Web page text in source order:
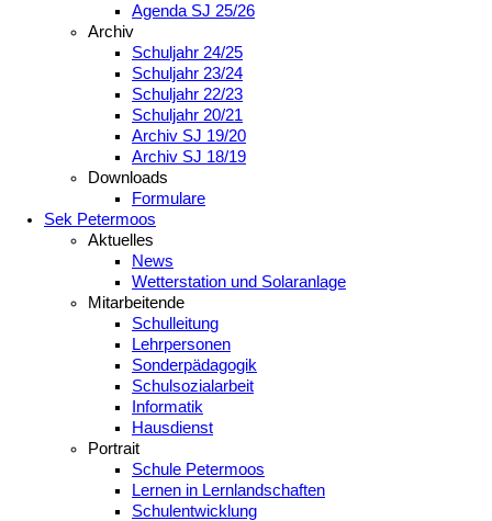
Agenda SJ 25/26
Archiv
Schuljahr 24/25
Schuljahr 23/24
Schuljahr 22/23
Schuljahr 20/21
Archiv SJ 19/20
Archiv SJ 18/19
Downloads
Formulare
Sek Petermoos
Aktuelles
News
Wetterstation und Solaranlage
Mitarbeitende
Schulleitung
Lehrpersonen
Sonderpädagogik
Schulsozialarbeit
Informatik
Hausdienst
Portrait
Schule Petermoos
Lernen in Lernlandschaften
Schulentwicklung